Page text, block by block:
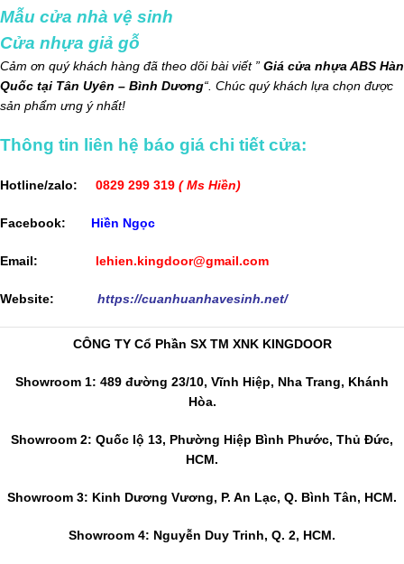
Mẫu cửa nhà vệ sinh
Cửa nhựa giả gỗ
Cảm ơn quý khách hàng đã theo dõi bài viết ” Giá cửa nhựa ABS Hàn
Quốc tại Tân Uyên – Bình Dương“. Chúc quý khách lựa chọn được
sản phẩm ưng ý nhất!
Thông tin liên hệ báo giá chi tiết cửa:
Hotline/zalo: 0829 299 319 ( Ms Hiền)
Facebook: Hiền Ngọc
Email: lehien.kingdoor@gmail.com
Website: https://cuanhuanhavesinh.net/
CÔNG TY Cổ Phần SX TM XNK KINGDOOR
Showroom 1: 489 đường 23/10, Vĩnh Hiệp, Nha Trang, Khánh
Hòa.
Showroom 2: Quốc lộ 13, Phường Hiệp Bình Phước, Thủ Đức,
HCM.
Showroom 3: Kinh Dương Vương, P. An Lạc, Q. Bình Tân, HCM.
Showroom 4: Nguyễn Duy Trinh, Q. 2, HCM.